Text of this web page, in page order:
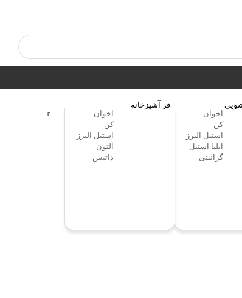
اخوان
کن
استیل البرز
ایلیا استیل
گرانیتی
فر آشپزخانه
اخوان
کن
استیل البرز
آلتون
داتیس